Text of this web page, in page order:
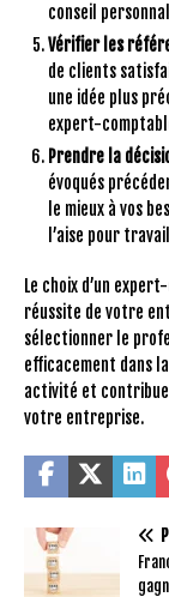
conseil
Vérifier les
de clients
une idée plus
expert-
Prendre la
évoqués
le mieux à vos
l’aise pour
Le choix d’un
réussite de votre
sélectionner le
efficacement dans
activité et
votre entreprise.